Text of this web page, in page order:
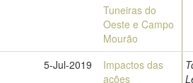
Tuneiras do
Oeste e Campo
Mourão
5-Jul-2019
Impactos das
ações